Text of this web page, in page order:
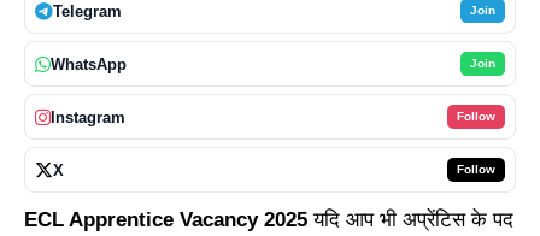
Telegram Join
WhatsApp Join
Instagram Follow
X Follow
ECL Apprentice Vacancy 2025यदि आप भी अप्रेंटिस के पद